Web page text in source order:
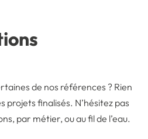
de nos références ? Rien
projets finalisés. N’hésitez pas
par métier, ou au fil de l’eau.